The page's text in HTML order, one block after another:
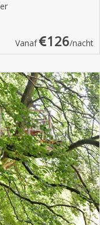
Vanaf 126/nacht